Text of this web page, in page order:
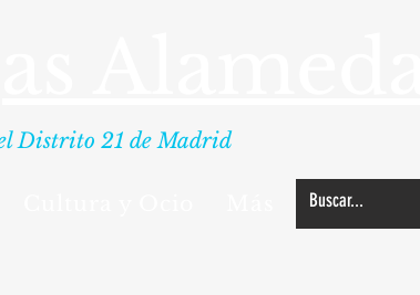
Distrito 21 de Madrid